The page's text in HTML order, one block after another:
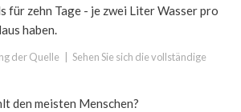
für zehn Tage - je zwei Liter Wasser pro
haben.
der Quelle Sehen Sie sich die vollständige
den meisten Menschen?